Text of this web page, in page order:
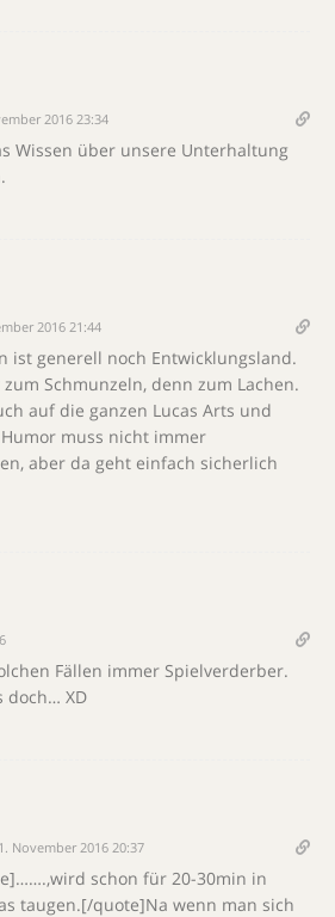
2016 23:34
Wissen über unsere Unterhaltung
2016 21:44
ist generell noch Entwicklungsland.
Schmunzeln, denn zum Lachen.
auf die ganzen Lucas Arts und
muss nicht immer
aber da geht einfach sicherlich
Fällen immer Spielverderber.
doch… XD
1. November 2016 20:37
schon für 20-30min in
taugen.[/quote]Na wenn man sich